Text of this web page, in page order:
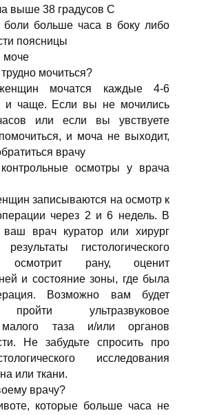
выше 38 градусов С
боли больше часа в боку либо
поясницы
моче
мочиться?
мочатся каждые 4-6
и чаще. Если вы не мочились
или если вы увствуете
и моча не выходит,
врачу
осмотры у врача
записываются на осмотр к
через 2 и 6 недель. В
врач куратор или хирург
гистологического
осмотрит рану, оценит
и состояние зоны, где была
Возможно вам будет
ультразвуковое
малого таза и/или органов
Не забудьте спросить про
исследования
или ткани.
врачу?
которые больше часа не